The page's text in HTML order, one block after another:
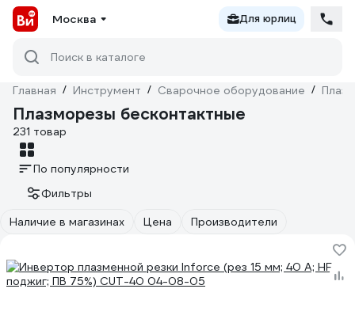
Москва Для юрлиц
Поиск в каталоге
Главная / Инструмент / Сварочное оборудование /
Плазморезы бесконтактные
231 товар
По популярности
Фильтры
Наличие в магазинах
Цена Производители